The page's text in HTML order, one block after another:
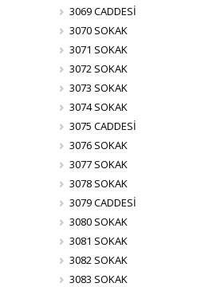
3069 CADDESİ
3070 SOKAK
3071 SOKAK
3072 SOKAK
3073 SOKAK
3074 SOKAK
3075 CADDESİ
3076 SOKAK
3077 SOKAK
3078 SOKAK
3079 CADDESİ
3080 SOKAK
3081 SOKAK
3082 SOKAK
3083 SOKAK